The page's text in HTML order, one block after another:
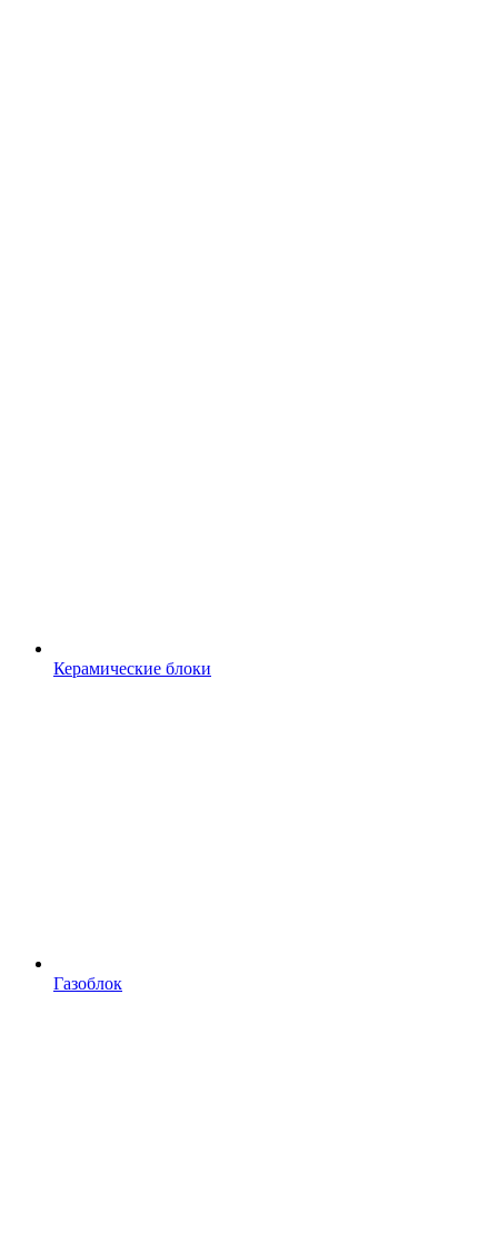
Керамические блоки
Газоблок